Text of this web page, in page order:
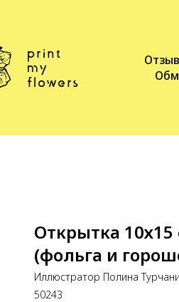
Открытка
(фольга и
Иллюстратор Полина
50243